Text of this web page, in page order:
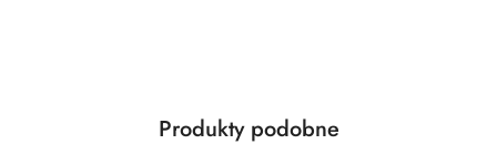
Pomiń karuzelę produktów
Produkty
Produkty podobne